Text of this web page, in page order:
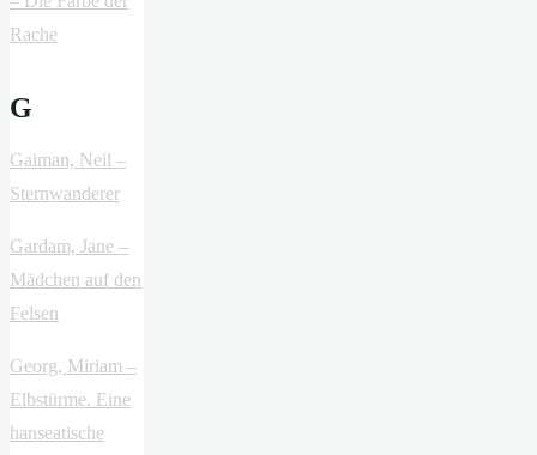
Rache
G
Gaiman, Neil –
Sternwanderer
Gardam, Jane –
Mädchen auf den
Felsen
Georg, Miriam –
Elbstürme. Eine
hanseatische